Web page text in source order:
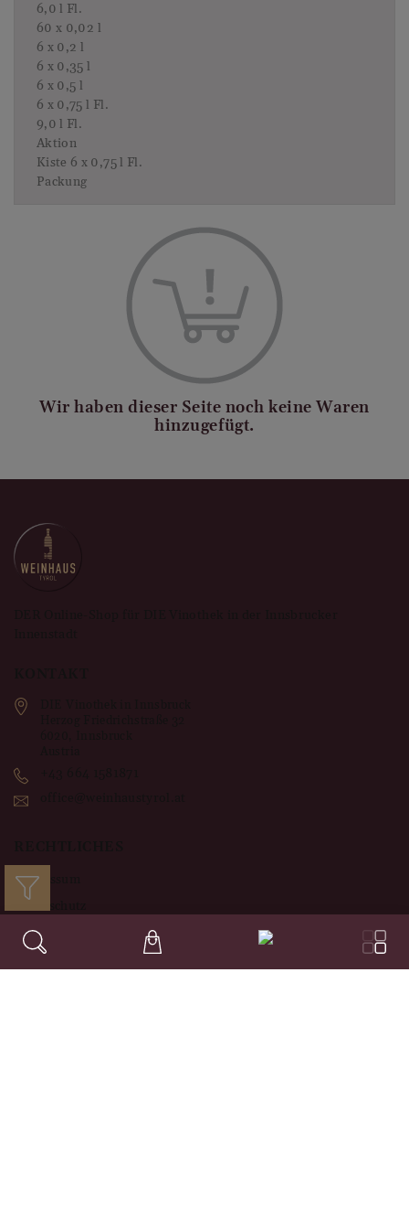
6,0 l Fl.
60 x 0,02 l
6 x 0,2 l
6 x 0,35 l
6 x 0,5 l
6 x 0,75 l Fl.
9,0 l Fl.
Aktion
Kiste 6 x 0,75 l Fl.
Packung
Wir haben dieser Seite noch keine Waren
hinzugefügt.
Impressum
AGB's
Widerruf